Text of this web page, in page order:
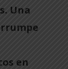
Una
en